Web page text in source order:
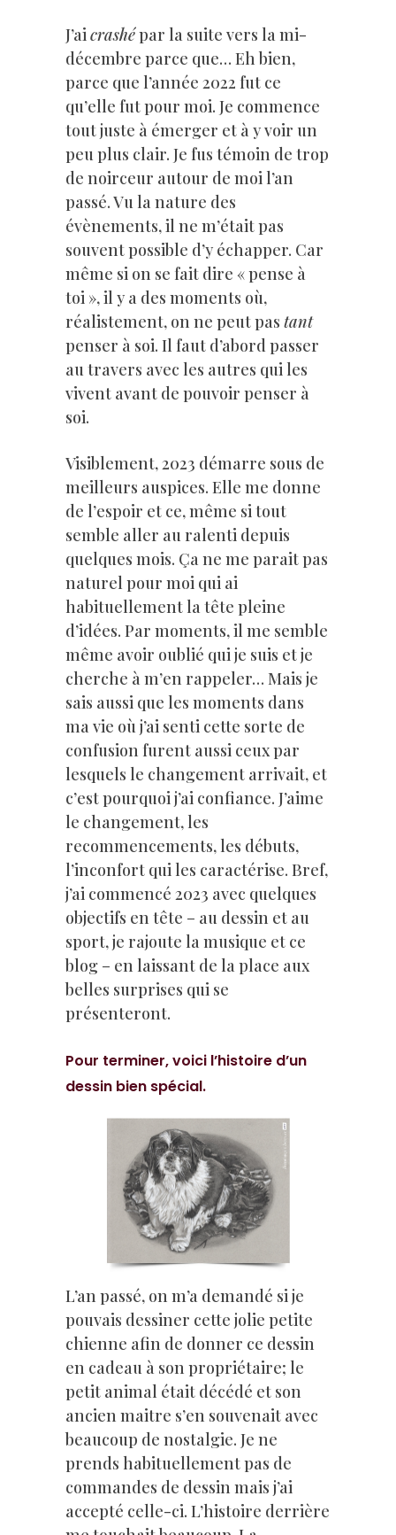
J’ai crashépar la suite vers la mi-
décembre parce que… Eh bien,
parce que l’année 2022 fut ce
qu’elle fut pour moi. Je commence
tout juste à émerger et à y voir un
peu plus clair. Je fus témoin de trop
de noirceur autour de moi l’an
passé. Vu la nature des
évènements, il ne m’était pas
souvent possible d’y échapper. Car
même si on se fait dire « pense à
toi », il y a des moments où,
réalistement, on ne peut pas tant
penser à soi. Il faut d’abord passer
au travers avec les autres qui les
vivent avant de pouvoir penser à
soi.
Visiblement, 2023 démarre sous de
meilleurs auspices. Elle me donne
de l’espoir et ce, même si tout
semble aller au ralenti depuis
quelques mois. Ça ne me parait pas
naturel pour moi qui ai
habituellement la tête pleine
d’idées. Par moments, il me semble
même avoir oublié qui je suis et je
cherche à m’en rappeler… Mais je
sais aussi que les moments dans
ma vie où j’ai senti cette sorte de
confusion furent aussi ceux par
lesquels le changement arrivait, et
c’est pourquoi j’ai confiance. J’aime
le changement, les
recommencements, les débuts,
l’inconfort qui les caractérise. Bref,
j’ai commencé 2023 avec quelques
objectifs en tête – au dessin et au
sport, je rajoute la musique et ce
blog – en laissant de la place aux
belles surprises qui se
présenteront.
Pour terminer, voici l’histoire d’un
dessin bien spécial.
L’an passé, on m’a demandé si je
pouvais dessiner cette jolie petite
chienne afin de donner ce dessin
en cadeau à son propriétaire; le
petit animal était décédé et son
ancien maitre s’en souvenait avec
beaucoup de nostalgie. Je ne
prends habituellement pas de
commandes de dessin mais j’ai
accepté celle-ci. L’histoire derrière